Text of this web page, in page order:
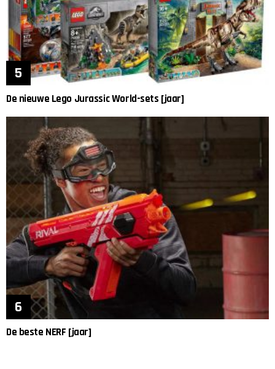
De nieuwe Lego Jurassic World-sets [jaar]
De beste NERF [jaar]